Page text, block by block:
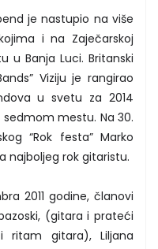
je nastupio na više
i na Zaječarskoj
u Banja Luci. Britanski
Viziju je rangirao
u svetu za 2014
mestu. Na 30.
“Rok festa” Marko
najboljeg rok gitaristu.
2011 godine, članovi
(gitara i prateći
ritam gitara), Liljana